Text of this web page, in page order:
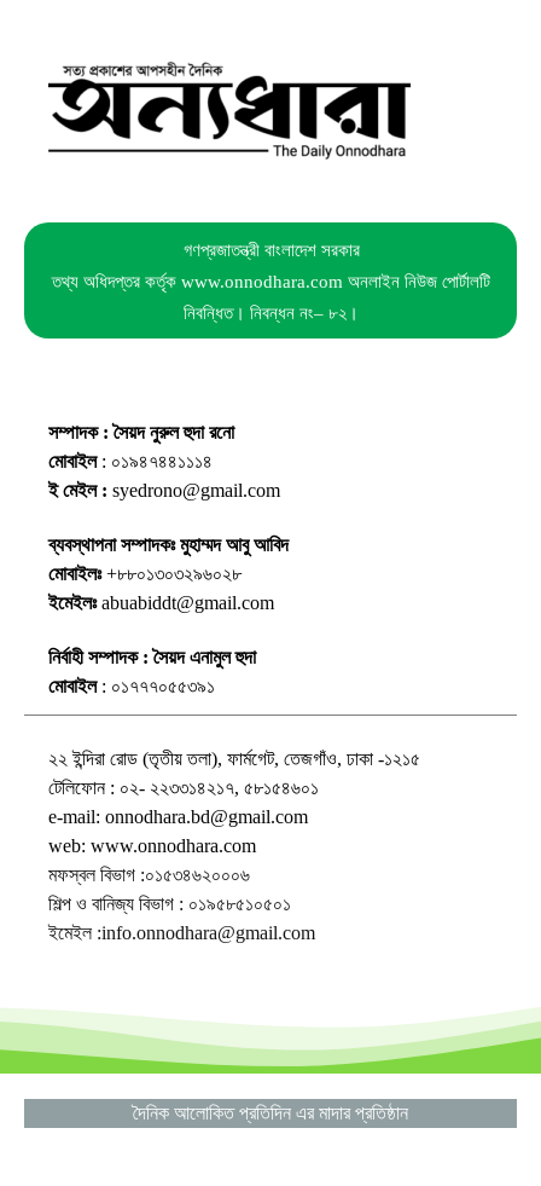
গণপ্রজাতন্ত্রী বাংলাদেশ সরকার
তথ্য অধিদপ্তর কর্তৃক www.onnodhara.com অনলাইন নিউজ পোর্টালটি
নিবন্ধিত। নিবন্ধন নং– ৮২।
সম্পাদক : সৈয়দ নুরুল হুদা রনো
মোবাইল: ০১৯৪৭৪৪১১১৪
ই মেইল : syedrono@gmail.com
ব্যবস্থাপনা সম্পাদকঃ মুহাম্মদ আবু আবিদ
মোবাইলঃ+৮৮০১৩০৩২৯৬০২৮
ইমেইলঃabuabiddt@gmail.com
নির্বাহী সম্পাদক : সৈয়দ এনামুল হুদা
মোবাইল: ০১৭৭৭০৫৫৩৯১
২২ ইন্দিরা রোড (তৃতীয় তলা), ফার্মগেট, তেজগাঁও, ঢাকা -১২১৫
টেলিফোন : ০২- ২২৩৩১৪২১৭, ৫৮১৫৪৬০১
e-mail: onnodhara.bd@gmail.com
web: www.onnodhara.com
মফস্বল বিভাগ :০১৫৩৪৬২০০০৬
শিল্প ও বানিজ্য বিভাগ : ০১৯৫৮৫১০৫০১
ইমেইল :info.onnodhara@gmail.com
দৈনিক আলোকিত প্রতিদিন এর মাদার প্রতিষ্ঠান